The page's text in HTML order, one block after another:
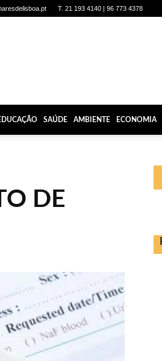
T. 21 193 4140 | 96 773 4378
SAÚDE AMBIENTE ECONOMIA
DE